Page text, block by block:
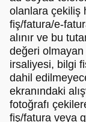
olanlara çekiliş
fiş/fatura/e-
alınır ve bu
değeri olmayan
irsaliyesi, bilgi
dahil
ekranındaki
fotoğrafı
fiş/fatura veya